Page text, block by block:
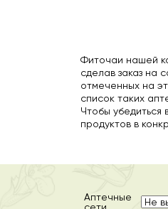
Фиточаи нашей
сделав заказ на
отмеченных на
список таких
Чтобы
продуктов в
Аптечные